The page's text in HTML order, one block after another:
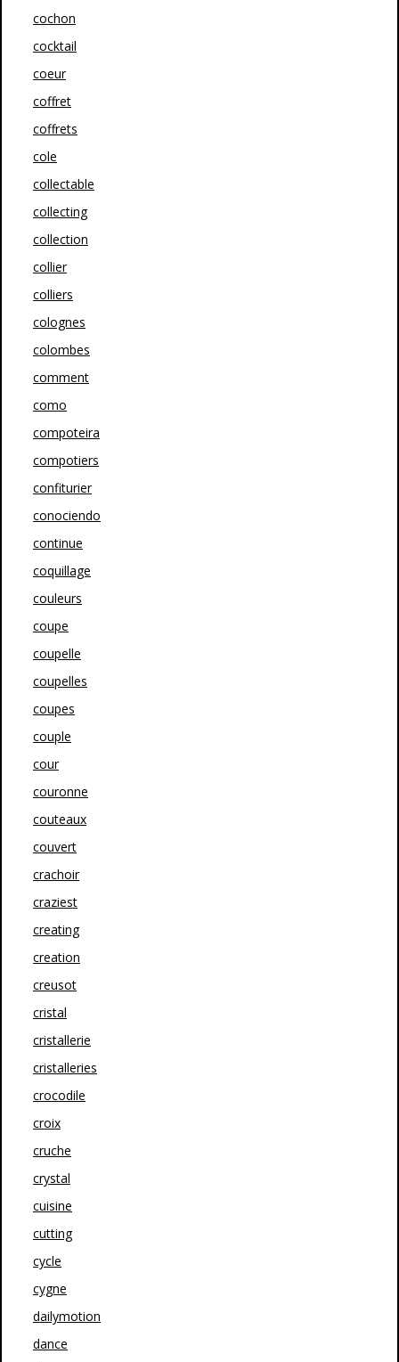
cochon
cocktail
coeur
coffret
coffrets
cole
collectable
collecting
collection
collier
colliers
colognes
colombes
comment
como
compoteira
compotiers
confiturier
conociendo
continue
coquillage
couleurs
coupe
coupelle
coupelles
coupes
couple
cour
couronne
couteaux
couvert
crachoir
craziest
creating
creation
creusot
cristal
cristallerie
cristalleries
crocodile
croix
cruche
crystal
cuisine
cutting
cycle
cygne
dailymotion
dance